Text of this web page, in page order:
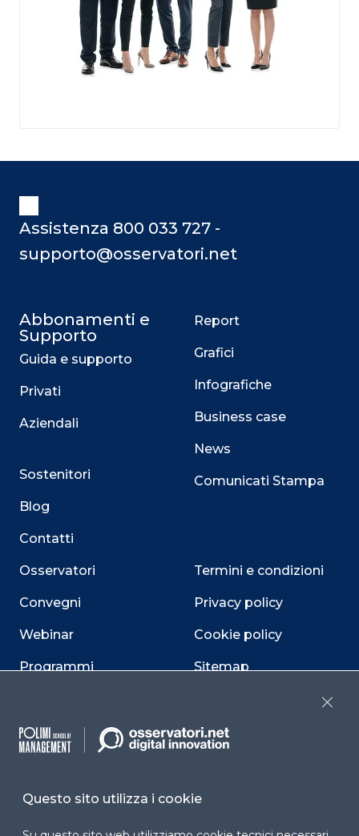
Assistenza 800 033 727 -
supporto@osservatori.net
Abbonamenti e
Supporto
Guida e supporto
Privati
Aziendali
Sostenitori
Blog
Contatti
Osservatori
Convegni
Webinar
Programmi
Report
Grafici
Infografiche
Business case
News
Comunicati Stampa
Termini e condizioni
Privacy policy
Cookie policy
Sitemap
Questo sito utilizza i cookie